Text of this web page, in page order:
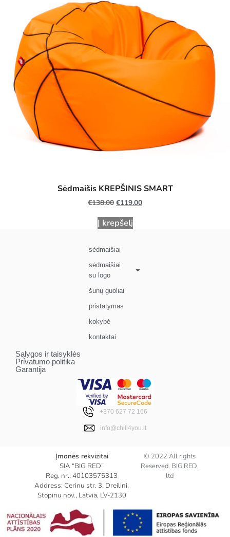
Sėdmaišis KREPŠINIS SMART
€138.00 €119.00
Į krepšelį
sėdmaišiai
sėdmaišiai
su logo
šunų guoliai
pristatymas
kokybė
kontaktai
Sąlygos ir taisyklės
Privatumo politika
Garantija
+370 627 72 166
info@chill4you.lt
Įmonės rekvizitai
SIA “BIG RED”
Reg. nr.: 40103575313
Address: Cerinu str. 3, Dreilini,
Stopinu nov., Latvia, LV-2130
© 2022 All rights
Reserved. BIG RED,
ltd